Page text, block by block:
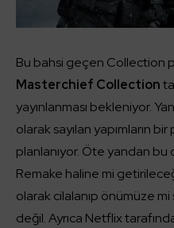
Bu bahsi geçen Collection
Masterchief Collection
yayınlanması bekleniyor.
olarak sayılan yapımların
planlanıyor. Öte yandan bu
Remake haline mi
olarak cilalanıp önümüze
değil. Ayrıca Netflix